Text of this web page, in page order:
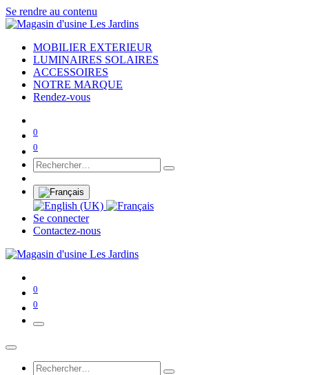
Se rendre au contenu
MOBILIER EXTERIEUR
LUMINAIRES SOLAIRES
ACCESSOIRES
NOTRE MARQUE
Rendez-vous
0
0
Se connecter
Contactez-nous
0
0